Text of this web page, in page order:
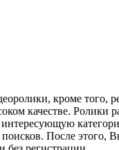
кроме того,
качестве. Ролики
интересующую
После этого,